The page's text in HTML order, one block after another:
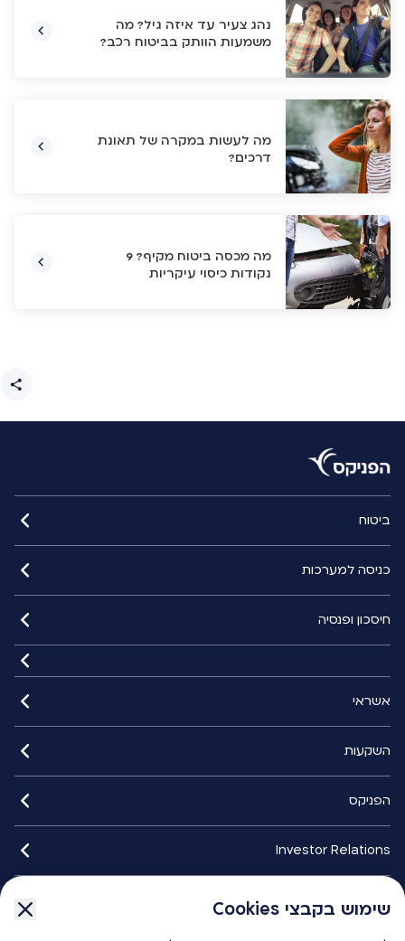
שימוש בקבצי Cookies
נהג צעיר עד איזה גיל? מה
משמעות הוותק בביטוח רכב?
מה לעשות במקרה של תאונת
דרכים?
מה מכסה ביטוח מקיף? 9
נקודות כיסוי עיקריות
ביטוח
כניסה למערכות
חיסכון ופנסיה
אשראי
השקעות
הפניקס
Investor Relations